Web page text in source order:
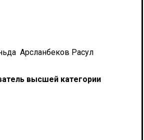
Арсланбеков Расул
высшей категории